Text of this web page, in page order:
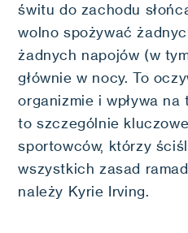
świtu do zachodu
wolno spożywać
żadnych napojów (w
głównie w nocy. To
organizmie i wpływa
to szczególnie
sportowców, którzy
wszystkich zasad
należy Kyrie Irving.